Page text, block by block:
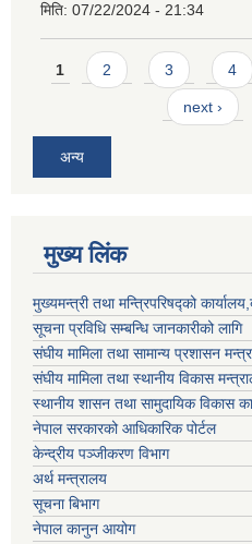
मिति: 07/22/2024 - 21:34
Pages
1 2 3 4
next ›
अन्य
मुख्य लिंक
मुख्यमन्त्री तथा मन्त्रिपरिषद्को
सूचना प्रविधि सम्बन्धि जानकारीको लागि
संघीय मामिला तथा सामान्य प्रशासन
संघीय मामिला तथा स्थानीय विकास
स्थानीय शासन तथा सामुदायिक विकास
नेपाल सरकारको आधिकारिक पोर्टल
केन्द्रीय पञ्जीकरण विभाग
अर्थ मन्त्रालय
सूचना बिभाग
नेपाल कानुन आयोग